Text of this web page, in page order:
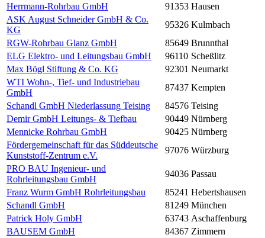
Herrmann-Rohrbau GmbH 91353 Hausen
ASK August Schneider GmbH & Co.
KG
95326 Kulmbach
RGW-Rohrbau Glanz GmbH
85649 Brunnthal
ELG Elektro- und Leitungsbau GmbH
96110 Scheßlitz
Max Bögl Stiftung & Co. KG
92301 Neumarkt
WTI Wohn-, Tief- und Industriebau
GmbH
87437 Kempten
Schandl GmbH Niederlassung Teising
84576 Teising
Demir GmbH Leitungs- & Tiefbau
90449 Nürnberg
Mennicke Rohrbau GmbH
90425 Nürnberg
Fördergemeinschaft für das Süddeutsche
Kunststoff-Zentrum e.V.
97076 Würzburg
PRO BAU Ingenieur- und
Rohrleitungsbau GmbH
94036 Passau
Franz Wurm GmbH Rohrleitungsbau
85241 Hebertshausen
Schandl GmbH
81249 München
Patrick Holy GmbH
63743 Aschaffenburg
BAUSEM GmbH
84367 Zimmern